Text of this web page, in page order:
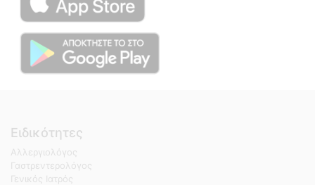
Ειδικότητες
Αλλεργιολόγος
Γαστρεντερολόγος
Γενικός Ιατρός